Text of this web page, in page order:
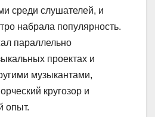
среди слушателей, и
набрала популярность.
параллельно
проектах и
музыкантами,
кругозор и
опыт.